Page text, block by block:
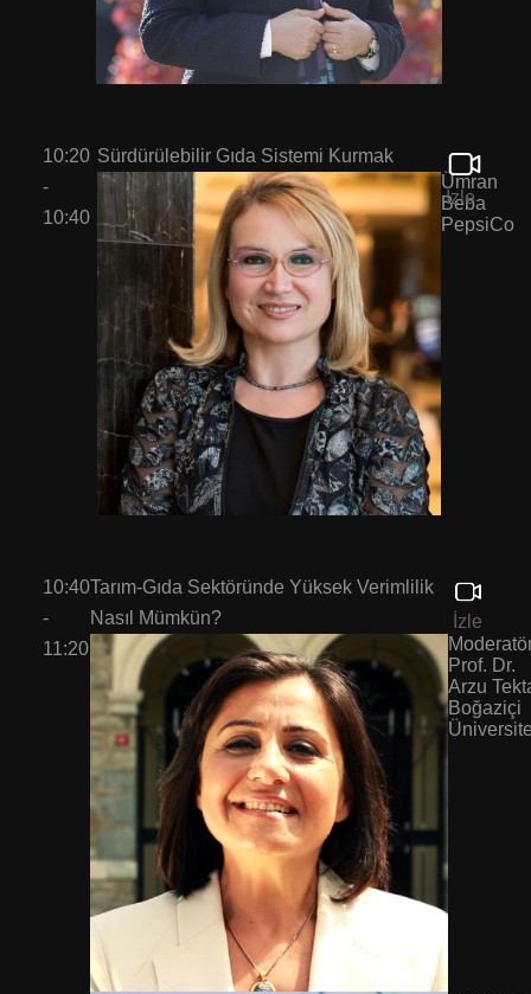
10:20
-
10:40
Sürdürülebilir Gıda Sistemi Kurmak
Ümran
Beba
PepsiCo
İzle
10:40
-
11:20
Tarım-Gıda Sektöründe Yüksek Verimlilik
Nasıl Mümkün?
Prof. Dr.
Arzu
Boğaziçi
İzle